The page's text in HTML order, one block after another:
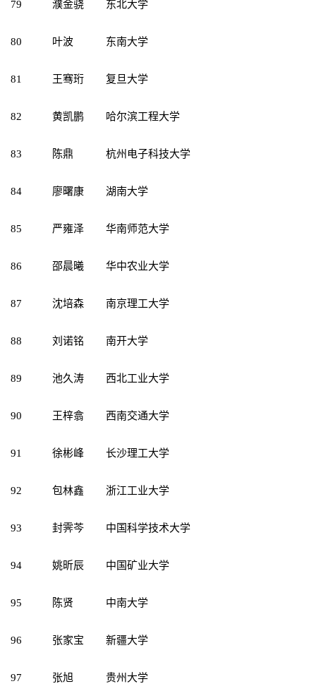
79 濮金骁 东北大学
80 叶波 东南大学
81 王骞珩 复旦大学
82 黄凯鹏 哈尔滨工程大学
83 陈鼎 杭州电子科技大学
84 廖曙康 湖南大学
85 严雍泽 华南师范大学
86 邵晨曦 华中农业大学
87 沈培森 南京理工大学
88 刘诺铭 南开大学
89 池久涛 西北工业大学
90 王梓翕 西南交通大学
91 徐彬峰 长沙理工大学
92 包林鑫 浙江工业大学
93 封霁芩 中国科学技术大学
94 姚昕辰 中国矿业大学
95 陈贤 中南大学
96 张家宝 新疆大学
97 张旭 贵州大学